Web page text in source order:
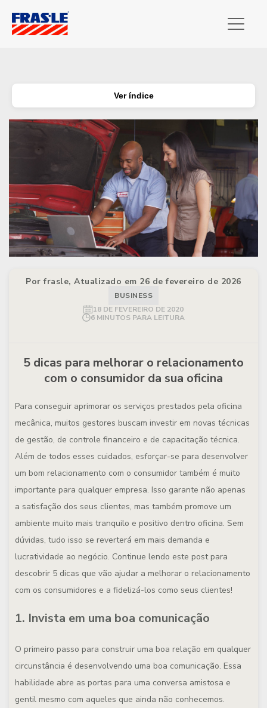
Ver índice
Por frasle, Atualizado em 26 de fevereiro de 2026
BUSINESS
18 DE FEVEREIRO DE 2020
6 MINUTOS PARA LEITURA
5 dicas para melhorar o relacionamento
com o consumidor da sua oficina
Para conseguir aprimorar os serviços prestados pela oficina
mecânica, muitos gestores buscam investir em novas técnicas
de gestão, de controle financeiro e de capacitação técnica.
Além de todos esses cuidados, esforçar-se para desenvolver
um bom relacionamento com o consumidor também é muito
importante para qualquer empresa. Isso garante não apenas
a satisfação dos seus clientes, mas também promove um
ambiente muito mais tranquilo e positivo dentro oficina. Sem
dúvidas, tudo isso se reverterá em mais demanda e
lucratividade ao negócio. Continue lendo este post para
descobrir 5 dicas que vão ajudar a melhorar o relacionamento
com os consumidores e a fidelizá-los como seus clientes!
1. Invista em uma boa comunicação
O primeiro passo para construir uma boa relação em qualquer
circunstância é desenvolvendo uma boa comunicação. Essa
habilidade abre as portas para uma conversa amistosa e
gentil mesmo com aqueles que ainda não conhecemos.